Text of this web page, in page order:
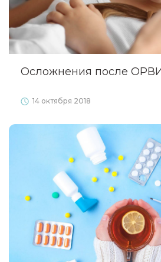
Осложнения после
14 октября 2018